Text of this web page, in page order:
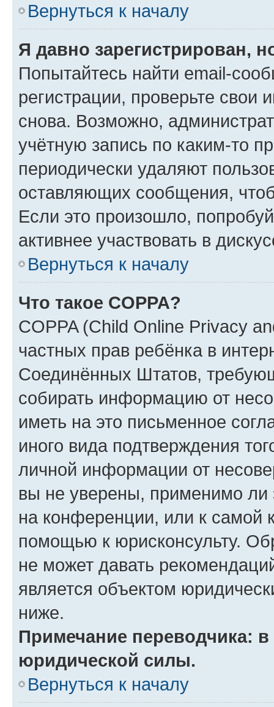
Вернуться к началу
Я давно зарегистрирован,
Попытайтесь найти email-
регистрации, проверьте свои
снова. Возможно,
учётную запись по каким-то
периодически удаляют
оставляющих сообщения,
Если это произошло,
активнее участвовать в
Вернуться к началу
Что такое COPPA?
COPPA (Child Online Privacy
частных прав ребёнка в
Соединённых Штатов,
собирать информацию от
иметь на это письменное
иного вида подтверждения
личной информации от
вы не уверены, применимо ли
на конференции, или к самой
помощью к юрисконсульту.
не может давать
является объектом
ниже.
Примечание переводчика:
юридической силы.
Вернуться к началу